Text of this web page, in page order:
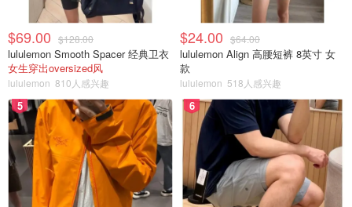
FAA免费查询航班机龄
如果不想付费查询机龄的话，也可以麻烦一点，通过具体航
班飞机的N-编号再去FAA官网
查询（但这个方法仅限美国飞
机）。
例如在FlightRadar24网站上，以AA31航班为例，可以看到
在Aircraft的机型后面有一个N-Number（N-编号），N号码
就是这架飞机在FAA的注册号。
$69.00 $128.00
lululemon Smooth Spacer 经典卫衣
女生穿出oversized风
lululemon 810人感兴趣
$24.00 $64.00
lululemon Align 高腰短裤 8英寸 女
款
lululemon 518人感兴趣
5 6